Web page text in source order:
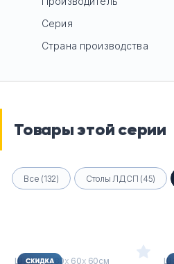
Серия
Страна производства
Товары этой серии
Все (132) Столы ЛДСП (45)
Ш хГхВ : 80х 60х 60см Ш